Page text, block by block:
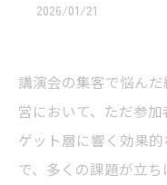
2026/01/21
講演会の集客で悩ん
営において、ただ参
ゲット層に響く効果
で、多くの課題が立